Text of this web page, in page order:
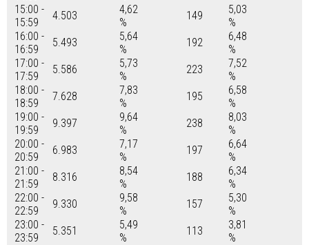
15:00 -
15:59
4.503
4,62
%
149
5,03
%
16:00 -
16:59
5.493
5,64
%
192
6,48
%
17:00 -
17:59
5.586
5,73
%
223
7,52
%
18:00 -
18:59
7.628
7,83
%
195
6,58
%
19:00 -
19:59
9.397
9,64
%
238
8,03
%
20:00 -
20:59
6.983
7,17
%
197
6,64
%
21:00 -
21:59
8.316
8,54
%
188
6,34
%
22:00 -
22:59
9.330
9,58
%
157
5,30
%
23:00 -
23:59
5.351
5,49
%
113
3,81
%